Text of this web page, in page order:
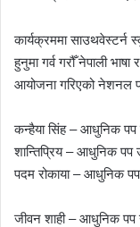
कार्यक्रममा साउथवेस्टर्न
हुनुमा गर्व गरौँ नेपाली
आयोजना गरिएको नेशनल
कन्हैया सिंह – आधुनिक पप
शान्तिप्रिय – आधुनिक पप
पदम रोकाया – आधुनिक
जीवन शाही – आधुनिक पप